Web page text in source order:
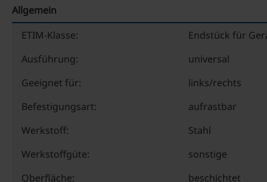
Allgemein
ETIM-Klasse:
Endstück für
Ausführung:
universal
Geeignet für:
links/rechts
Befestigungsart:
aufrastbar
Werkstoff:
Stahl
Werkstoffgüte:
sonstige
Oberfläche:
beschichtet